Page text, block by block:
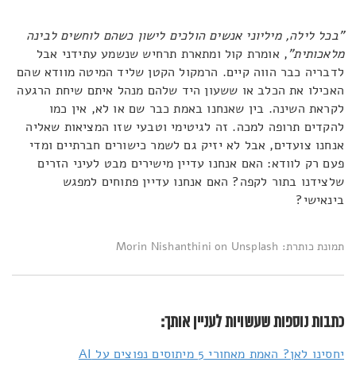
"בכל לילה, מיליוני אנשים הולכים לישון כשהם לוחשים לבינה
מלאכותית", אומרת קול ומתארת תרחיש שנשמע עתידני אבל
לדבריה כבר הווה קיים. הרמקול הקטן שליד המיטה מוודא שהם
האכילו את הכלב או ששעון היד שלהם מנהל איתם שיחת הרגעה
לקראת השינה. בין שאנחנו באמת כבר שם או לא, אין כמו
להקדים תרופה למכה. זה לגיטימי וטבעי שזו המציאות שאליה
אנחנו צועדים, אבל לא יזיק גם לשמר כישורים חברתיים ומדי
פעם רק לוודא: האם אנחנו עדיין מישירים מבט לעיני הזרים
שלצידנו בתור לקפה? האם אנחנו עדיין פתוחים למפגש
בינאישי?
תמונת כותרת: Morin Nishanthini on Unsplash
כתבות נוספות שעשויות לעניין אותך:
יחסינו לאן? האמת מאחורי 5 מיתוסים נפוצים על AI